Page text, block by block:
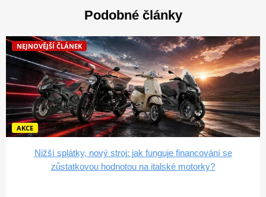
Podobné články
Nižší splátky, nový stroj: jak funguje financování se
zůstatkovou hodnotou na italské motorky?
NEJNOVĚJŠÍ ČLÁNEK
AKCE